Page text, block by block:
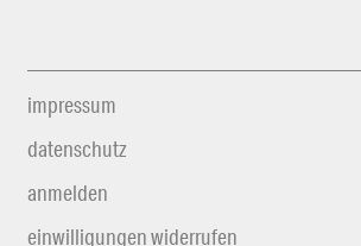
impressum
datenschutz
anmelden
einwilligungen widerrufen